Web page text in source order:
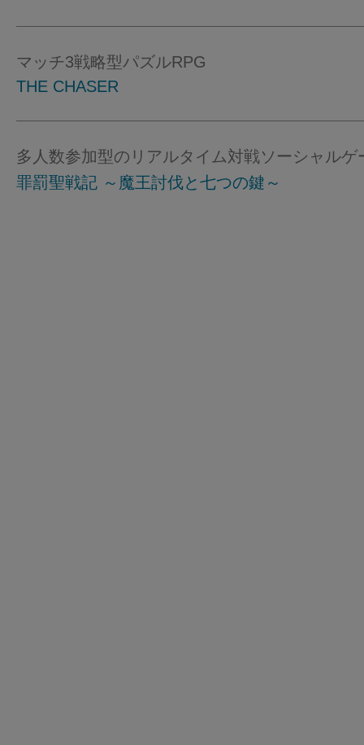
マッチ3戦略型パズルRPG
THE CHASER
多人数参加型のリアルタイム対戦ソーシャルゲ
罪罰聖戦記 ～魔王討伐と七つの鍵～